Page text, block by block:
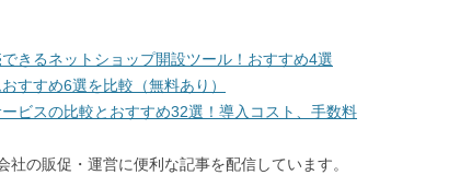
きるネットショップ開設ツール！おすすめ4選
すすめ6選を比較（無料あり）
ビスの比較とおすすめ32選！導入コスト、手数料
の販促・運営に便利な記事を配信しています。